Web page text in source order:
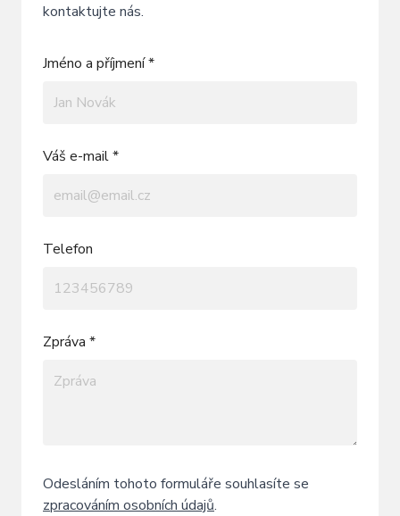
kontaktujte nás.
Jméno a příjmení *
Váš e-mail *
Telefon
Zpráva *
Odesláním tohoto formuláře souhlasíte se
zpracováním osobních údajů.